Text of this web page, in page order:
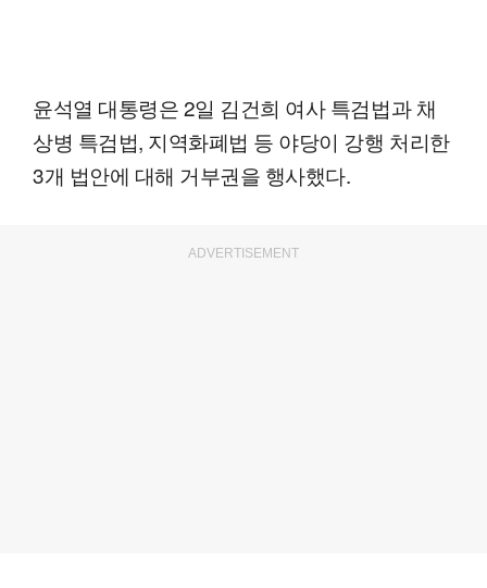
윤석열 대통령은 2일 김건희 여사 특검법과 채
상병 특검법, 지역화폐법 등 야당이 강행 처리한
3개 법안에 대해 거부권을 행사했다.
ADVERTISEMENT